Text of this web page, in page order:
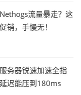
流量暴走？这
销，手慢无！
务器锐速加速全指
迟能压到180ms